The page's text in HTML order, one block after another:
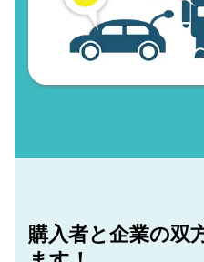
購入者と企業の双